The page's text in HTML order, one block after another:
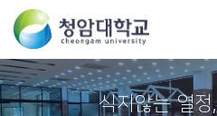
식지않는 열정,